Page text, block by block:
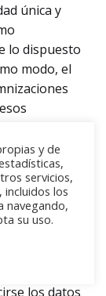
única y
lo dispuesto
modo, el
de
sus
mediante
de las
datos
los datos
y de
servicios,
los
navegando,
su uso.